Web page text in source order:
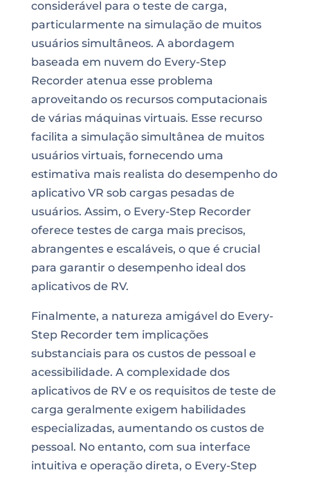
considerável para o teste de carga,
particularmente na simulação de muitos
usuários simultâneos. A abordagem
baseada em nuvem do Every-Step
Recorder atenua esse problema
aproveitando os recursos computacionais
de várias máquinas virtuais. Esse recurso
facilita a simulação simultânea de muitos
usuários virtuais, fornecendo uma
estimativa mais realista do desempenho do
aplicativo VR sob cargas pesadas de
usuários. Assim, o Every-Step Recorder
oferece testes de carga mais precisos,
abrangentes e escaláveis, o que é crucial
para garantir o desempenho ideal dos
aplicativos de RV.
Finalmente, a natureza amigável do Every-
Step Recorder tem implicações
substanciais para os custos de pessoal e
acessibilidade. A complexidade dos
aplicativos de RV e os requisitos de teste de
carga geralmente exigem habilidades
especializadas, aumentando os custos de
pessoal. No entanto, com sua interface
intuitiva e operação direta, o Every-Step